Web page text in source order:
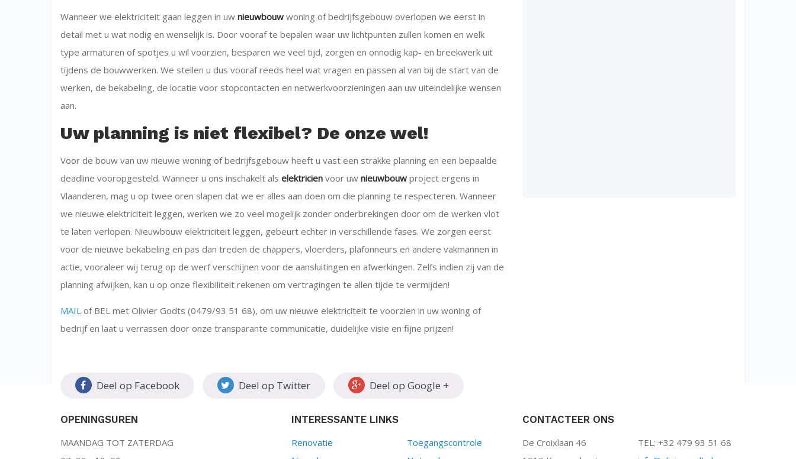
Wanneer we elektriciteit gaan leggen in uw nieuwbouw woning of bedrijfsgebouw overlopen we eerst in
detail met u wat nodig en wenselijk is. Door vooraf te bepalen waar uw lichtpunten zullen komen en welk
type armaturen of spotjes u wil voorzien, besparen we veel tijd, zorgen en onnodig kap- en breekwerk uit
tijdens de bouwwerken. We stellen u dus vooraf reeds heel wat vragen en passen al van bij de start van de
werken, de bekabeling, de locatie voor stopcontacten en netwerkvoorzieningen aan uw uiteindelijke wensen
aan.
Uw planning is niet flexibel? De onze wel!
Voor de bouw van uw nieuwe woning of bedrijfsgebouw heeft u vast een strakke planning en een bepaalde
deadline vooropgesteld. Wanneer u ons inschakelt als elektricien voor uw nieuwbouw project ergens in
Vlaanderen, mag u op twee oren slapen dat we er alles aan doen om die planning te respecteren. Wanneer
we nieuwe elektriciteit leggen, werken we zo veel mogelijk zonder onderbrekingen door om de werken vlot
te laten verlopen. Nieuwbouw elektriciteit leggen, gebeurt echter in verschillende fases. We zorgen eerst
voor de nieuwe bekabeling en pas dan treden de chappers, vloerders, plafonneurs en andere vakmannen in
actie, vooraleer wij terug op de werf verschijnen voor de aansluitingen en afwerkingen. Zelfs indien zij van de
planning afwijken, kan u op onze flexibiliteit rekenen om vertragingen te allen tijde te vermijden!
MAIL of BEL met Olivier Godts (0479/93 51 68), om uw nieuwe elektriciteit te voorzien in uw woning of
bedrijf en laat u verrassen door onze transparante communicatie, duidelijke visie en fijne prijzen!
Deel op Facebook Deel op Twitter Deel op Google +
OPENINGSUREN
MAANDAG TOT ZATERDAG
INTERESSANTE LINKS
Renovatie
Toegangscontrole
CONTACTEER ONS
De Croixlaan 46
TEL: +32 479 93 51 68